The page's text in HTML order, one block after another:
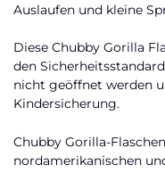
Auslaufen und kleine
Diese Chubby Gorilla
den
nicht geöffnet werden
Kindersicherung.
Chubby Gorilla-
nordamerikanischen